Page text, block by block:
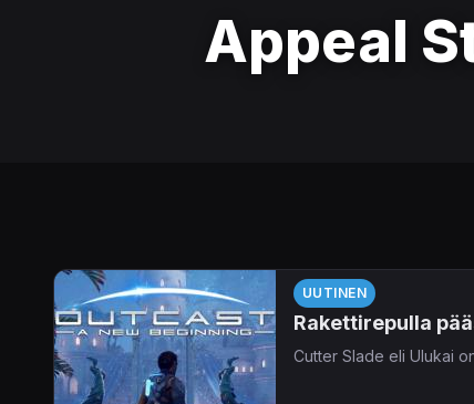
Appeal
UUTINEN
Rakettirepulla
Cutter Slade eli Ulukai